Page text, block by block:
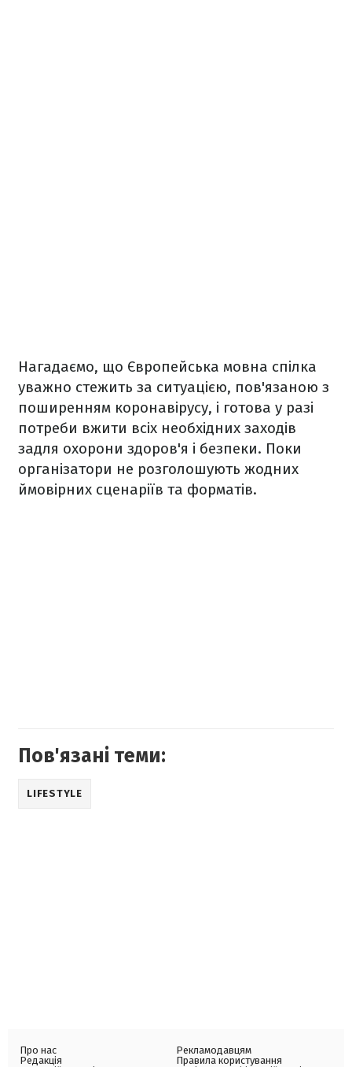
Нагадаємо, що Європейська мовна спілка
уважно стежить за ситуацією, пов'язаною з
поширенням коронавірусу, і готова у разі
потреби вжити всіх необхідних заходів
задля охорони здоров'я і безпеки. Поки
організатори не розголошують жодних
ймовірних сценаріїв та форматів.
Пов'язані теми:
LIFESTYLE
Про нас
Редакція
Рекламодавцям
Правила користування